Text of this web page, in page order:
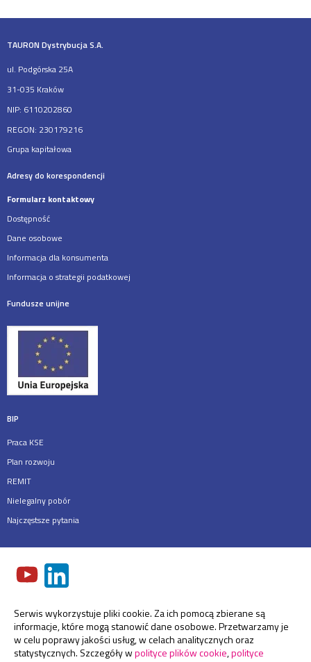
TAURON Dystrybucja S.A.
ul. Podgórska 25A
31-035 Kraków
NIP: 6110202860
REGON: 230179216
Grupa kapitałowa
Adresy do korespondencji
Formularz kontaktowy
Dostępność
Dane osobowe
Informacja dla konsumenta
Informacja o strategii podatkowej
Fundusze unijne
BIP
Praca KSE
Plan rozwoju
REMIT
Nielegalny pobór
Najczęstsze pytania
Serwis wykorzystuje pliki cookie. Za ich pomocą zbierane są
informacje, które mogą stanowić dane osobowe. Przetwarzamy je
w celu poprawy jakości usług, w celach analitycznych oraz
statystycznych. Szczegóły wpolityce plików cookie,polityce